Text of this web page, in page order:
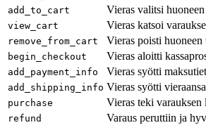
add_to_cart Vieras valitsi
view_cart Vieras katsoi
remove_from_cart Vieras poisti huoneen
begin_checkout Vieras aloitti
add_payment_info Vieras syötti
add_shipping_info Vieras syötti
purchase Vieras teki varauksen
refund Varaus peruttiin ja